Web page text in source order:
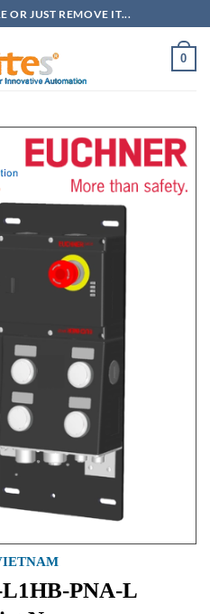
OR JUST REMOVE IT...
0
PNA-L